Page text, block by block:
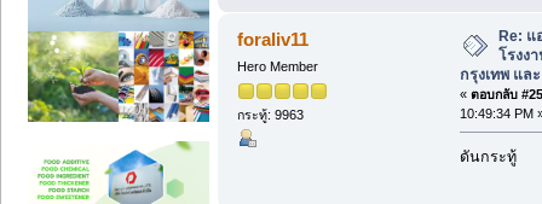
foraliv11
Hero Member
กระทู้: 9963
Re: แ
โรงง
กรุงเทพ แล
« ตอบกลับ
10:49:34 PM
ดันกระทู้